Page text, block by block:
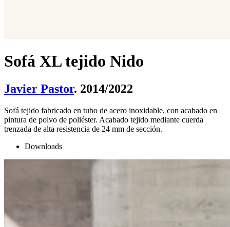
Sofá XL tejido Nido
Javier Pastor. 2014/2022
Sofá tejido fabricado en tubo de acero inoxidable, con acabado en
pintura de polvo de poliéster. Acabado tejido mediante cuerda
trenzada de alta resistencia de 24 mm de sección.
Downloads